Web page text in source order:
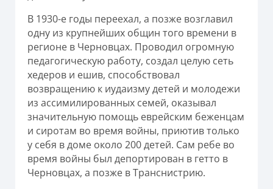
В 1930-е годы переехал, а позже возглавил
одну из крупнейших общин того времени в
регионе в Черновцах. Проводил огромную
педагогическую работу, создал целую сеть
хедеров и ешив, способствовал
возвращению к иудаизму детей и молодежи
из ассимилированных семей, оказывал
значительную помощь еврейским беженцам
и сиротам во время войны, приютив только
у себя в доме около 200 детей. Сам ребе во
время войны был депортирован в гетто в
Черновцах, а позже в Транснистрию.